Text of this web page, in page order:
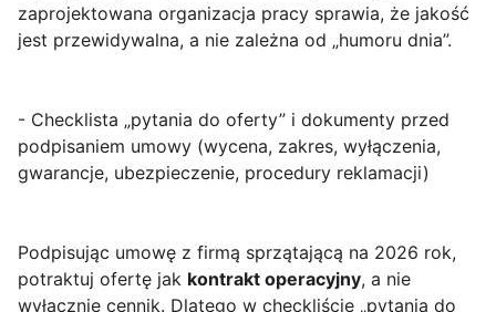
zaprojektowana organizacja pracy sprawia, że jakość
jest przewidywalna, a nie zależna od „humoru dnia”.
- Checklista „pytania do oferty” i dokumenty przed
podpisaniem umowy (wycena, zakres, wyłączenia,
gwarancje, ubezpieczenie, procedury reklamacji)
Podpisując umowę z firmą sprzątającą na 2026 rok,
potraktuj ofertę jak kontrakt operacyjny, a nie
wyłącznie cennik. Dlatego w checkliście „pytania do